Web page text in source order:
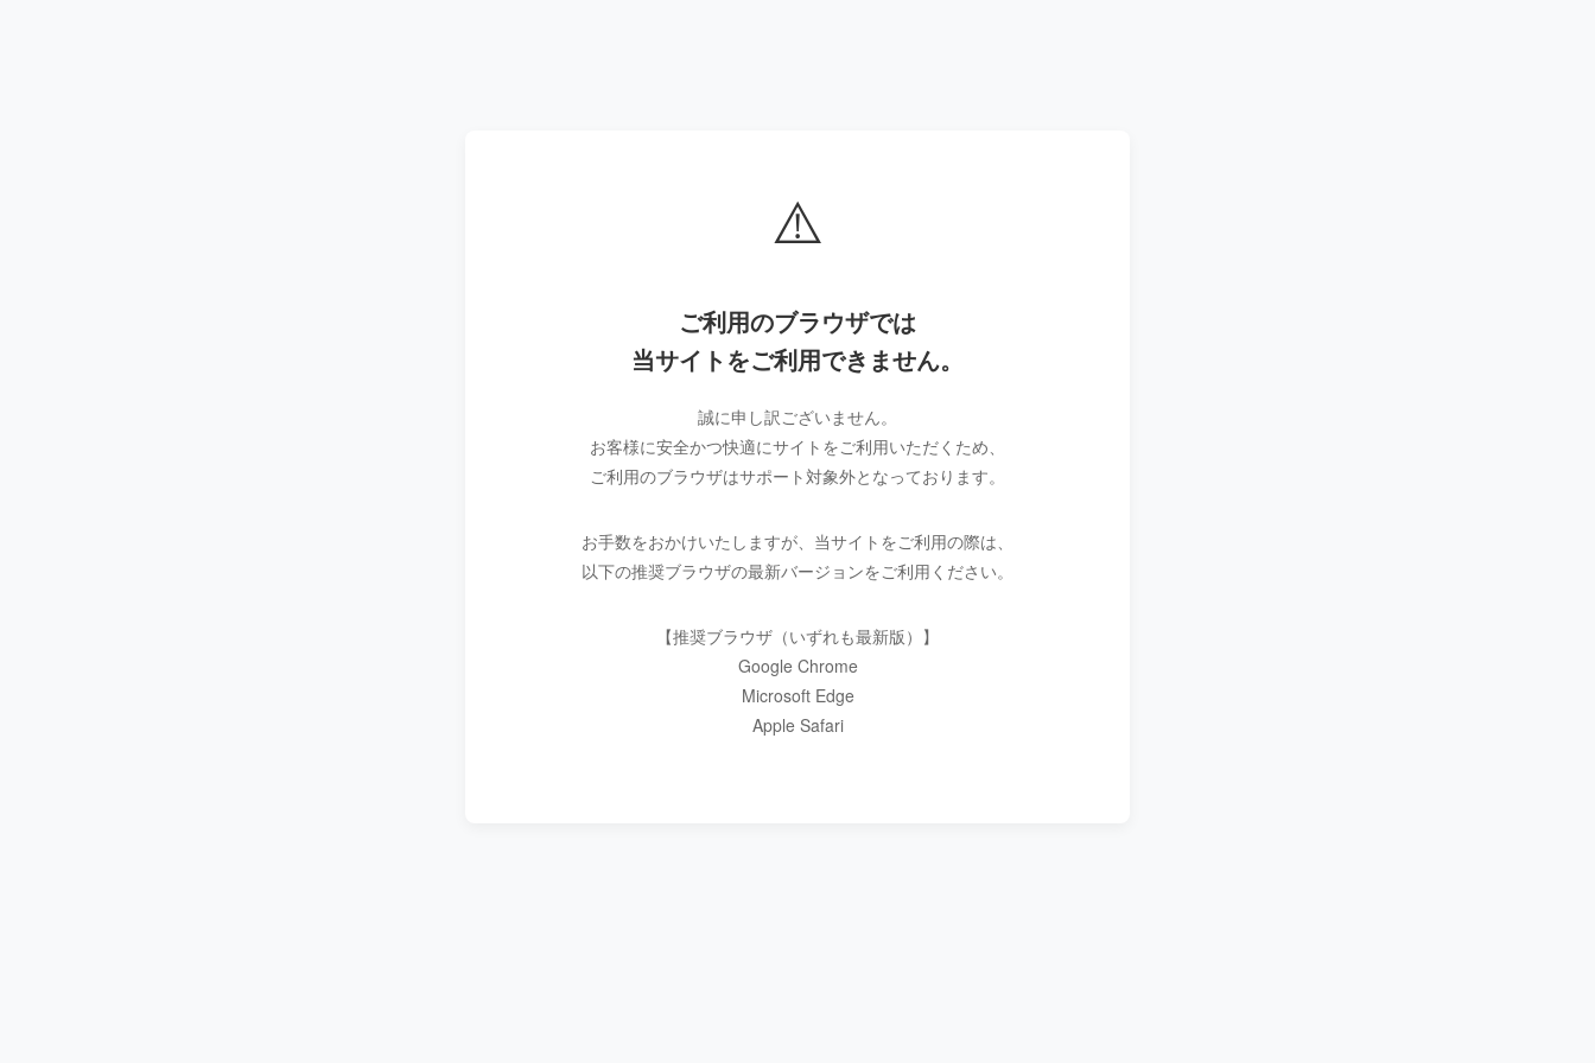
⚠️
ご利用のブラウザでは
当サイトをご利用できません。
誠に申し訳ございません。
お客様に安全かつ快適にサイトをご利用いただくため、
ご利用のブラウザはサポート対象外となっております。
お手数をおかけいたしますが、当サイトをご利用の際は、
以下の推奨ブラウザの最新バージョンをご利用ください。
【推奨ブラウザ（いずれも最新版）】
Google Chrome
Microsoft Edge
Apple Safari